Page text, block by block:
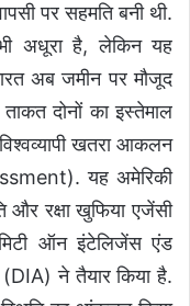
पर सहमति बनी थी.
भी अधूरा है, लेकिन यह
अब जमीन पर मौजूद
दोनों का इस्तेमाल
खतरा आकलन
यह अमेरिकी
और रक्षा खुफिया एजेंसी
ऑन इंटेलिजेंस एंड
ने तैयार किया है.